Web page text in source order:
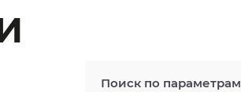
Поиск по параметрам